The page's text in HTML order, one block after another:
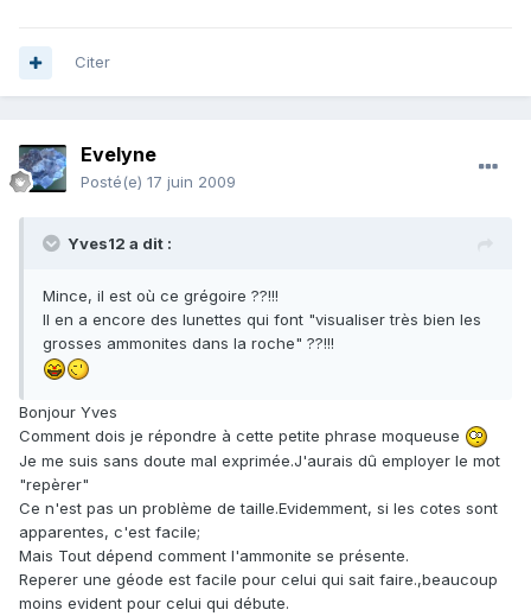
Citer
Evelyne
Posté(e) 17 juin 2009
Yves12 a dit :
Mince, il est où ce grégoire ??!!!
Il en a encore des lunettes qui font "visualiser très bien les
grosses ammonites dans la roche" ??!!!
Bonjour Yves
Comment dois je répondre à cette petite phrase moqueuse
Je me suis sans doute mal exprimée.J'aurais dû employer le mot
"repèrer"
Ce n'est pas un problème de taille.Evidemment, si les cotes sont
apparentes, c'est facile;
Mais Tout dépend comment l'ammonite se présente.
Reperer une géode est facile pour celui qui sait faire.,beaucoup
moins evident pour celui qui débute.